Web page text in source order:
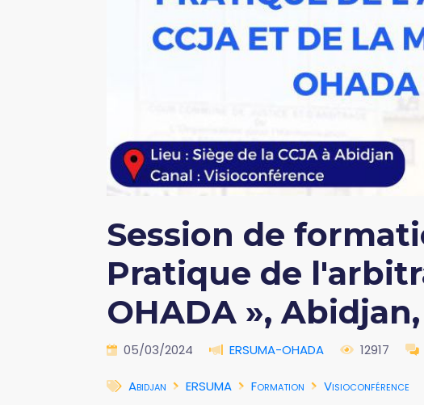
Session de
Pratique de
OHADA »,
05/03/2024 ERSUMA-OHADA 12917
Abidjan ERSUMA Formation Visioconférence